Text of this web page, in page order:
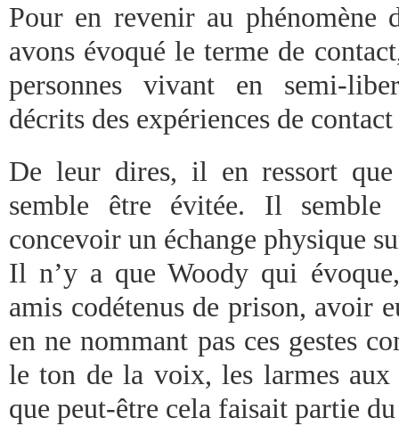
Pour en revenir au phénomène
avons évoqué le terme de
personnes vivant en semi-
décrits des expériences de
De leur dires, il en ressort
semble être évitée. Il semble
concevoir un échange physique
Il n’y a que Woody qui
amis codétenus de prison, avoir
en ne nommant pas ces gestes
le ton de la voix, les larmes
que peut-être cela faisait partie